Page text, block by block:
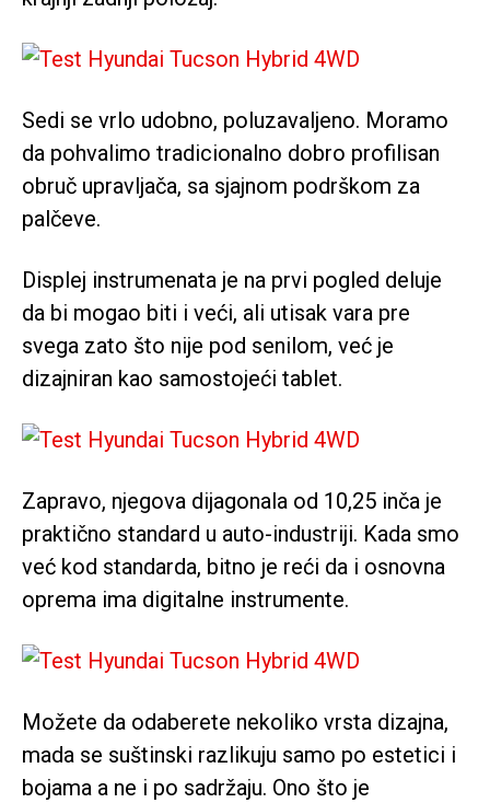
Sedi se vrlo udobno, poluzavaljeno. Moramo
da pohvalimo tradicionalno dobro profilisan
obruč upravljača, sa sjajnom podrškom za
palčeve.
Displej instrumenata je na prvi pogled deluje
da bi mogao biti i veći, ali utisak vara pre
svega zato što nije pod senilom, već je
dizajniran kao samostojeći tablet.
Zapravo, njegova dijagonala od 10,25 inča je
praktično standard u auto-industriji. Kada smo
već kod standarda, bitno je reći da i osnovna
oprema ima digitalne instrumente.
Možete da odaberete nekoliko vrsta dizajna,
mada se suštinski razlikuju samo po estetici i
bojama a ne i po sadržaju. Ono što je